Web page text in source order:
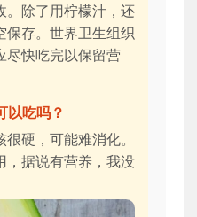
。除了用柠檬汁，还
保存。世界卫生组织
尽快吃完以保留营
以吃吗？
硬，可能难消化。
，据说有营养，我没